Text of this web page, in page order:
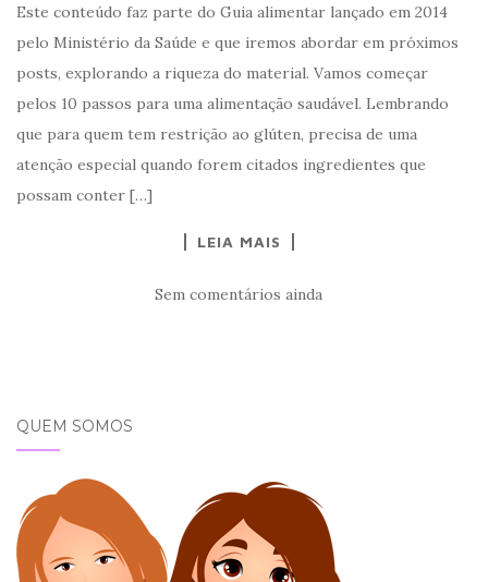
Este conteúdo faz parte do Guia alimentar lançado em 2014
pelo Ministério da Saúde e que iremos abordar em próximos
posts, explorando a riqueza do material. Vamos começar
pelos 10 passos para uma alimentação saudável. Lembrando
que para quem tem restrição ao glúten, precisa de uma
atenção especial quando forem citados ingredientes que
possam conter […]
LEIA MAIS
Sem comentários ainda
QUEM SOMOS